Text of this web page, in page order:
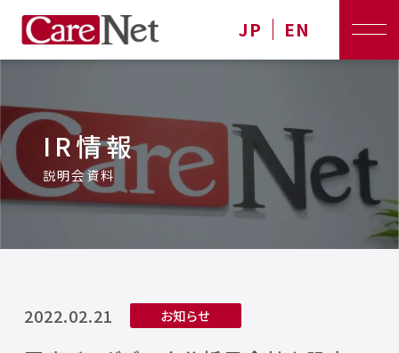
JP EN
IR情報
説明会資料
2022.02.21 お知らせ